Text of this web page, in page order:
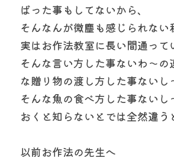
ばった事もしてないから、
そんなんが微塵も感じられない
実はお作法教室に長い間通って
そんな言い方した事ないわ〜の
な贈り物の渡し方した事ないし
そんな魚の食べ方した事ないし
おくと知らないとでは全然違う
以前お作法の先生へ